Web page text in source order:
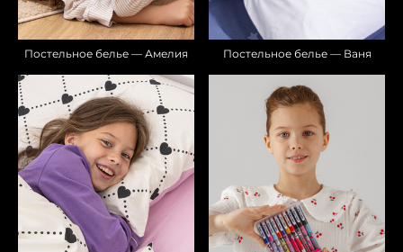
Постельное белье — Амелия Постельное белье — Ваня